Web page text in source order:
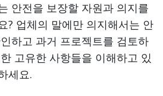
안전을 보장할 자원과 의지를
? 업체의 말에만 의지해서는 안
하고 과거 프로젝트를 검토하
고유한 사항들을 이해하고 있
세요.